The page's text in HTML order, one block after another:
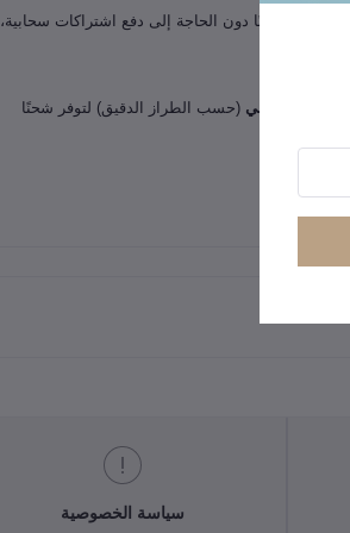
محليًا وآمنًا دون الحاجة إلى دفع اشتراكات سحابية،
بـ لوح شمسي (حسب الطراز الدقيق) لتوفر شحنًا
سياسة الخصوصية